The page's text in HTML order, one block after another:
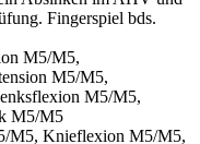
Fingerspiel bds.
M5/M5,
M5/M5,
M5/M5,
M5/M5
M5, Knieflexion M5/M5,